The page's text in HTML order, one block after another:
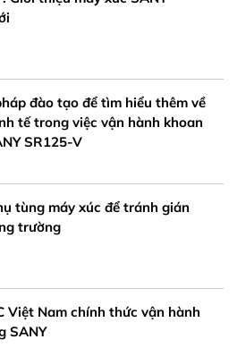
đào tạo để tìm hiểu thêm về
tế trong việc vận hành khoan
SR125-V
tùng máy xúc để tránh gián
trường
Việt Nam chính thức vận hành
SANY